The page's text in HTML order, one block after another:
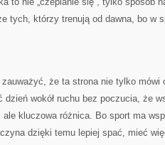
tych, którzy trenują od dawna, bo w
że ta strona nie tylko mówi
wokół ruchu bez poczucia, że
ale kluczowa różnica. Bo sport ma
dzięki temu lepiej spać, mieć